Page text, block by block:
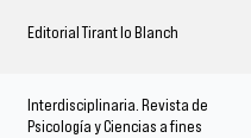
Editorial Tirant lo Blanch
Interdisciplinaria. Revista de
Psicología y Ciencias a fines